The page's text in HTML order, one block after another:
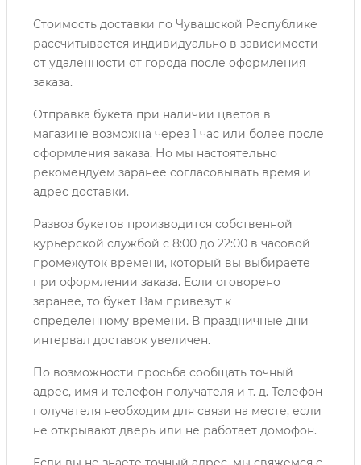
Стоимость доставки по Чувашской Республике
рассчитывается индивидуально в зависимости
от удаленности от города после оформления
заказа.
Отправка букета при наличии цветов в
магазине возможна через 1 час или более после
оформления заказа. Но мы настоятельно
рекомендуем заранее согласовывать время и
адрес доставки.
Развоз букетов производится собственной
курьерской службой с 8:00 до 22:00 в часовой
промежуток времени, который вы выбираете
при оформлении заказа. Если оговорено
заранее, то букет Вам привезут к
определенному времени. В праздничные дни
интервал доставок увеличен.
По возможности просьба сообщать точный
адрес, имя и телефон получателя и т. д. Телефон
получателя необходим для связи на месте, если
не открывают дверь или не работает домофон.